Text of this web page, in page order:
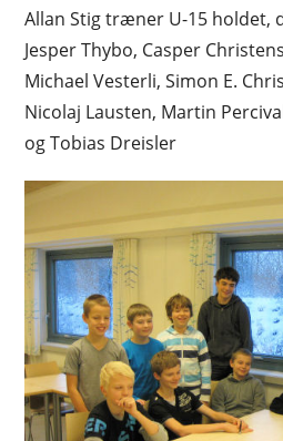
Allan Stig træner U-15 holdet,
Jesper Thybo, Casper
Michael Vesterli, Simon E.
Nicolaj Lausten, Martin
og Tobias Dreisler